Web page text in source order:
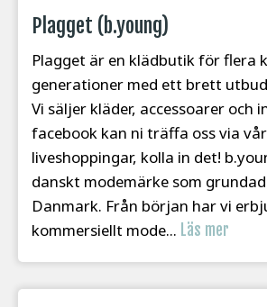
Plagget (b.young)
Plagget är en klädbutik för flera
generationer med ett brett
Vi säljer kläder, accessoarer och
facebook kan ni träffa oss via
liveshoppingar, kolla in det!
danskt modemärke som
Danmark. Från början har vi
kommersiellt mode... Läs mer